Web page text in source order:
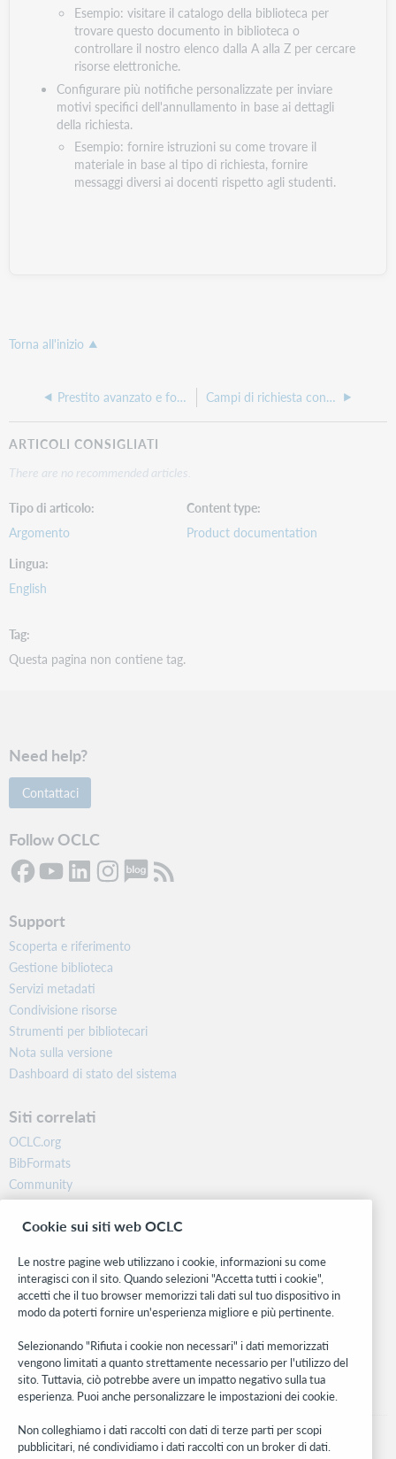
Esempio: visitare il catalogo della biblioteca per
trovare questo documento in biblioteca o
controllare il nostro elenco dalla A alla Z per cercare
risorse elettroniche.
Configurare più notifiche personalizzate per inviare
motivi specifici dell'annullamento in base ai dettagli
della richiesta.
Esempio: fornire istruzioni su come trovare il
materiale in base al tipo di richiesta, fornire
messaggi diversi ai docenti rispetto agli studenti.
Torna all'inizio
Prestito avanzato e fornitura di documenti Campi di richiesta consegna documento
ARTICOLI CONSIGLIATI
There are no recommended articles.
Tipo di articolo
Argomento
Content type
Product documentation
Lingua
English
Tag
Questa pagina non contiene tag.
Need help?
Contattaci
Follow OCLC
Support
Scoperta e riferimento
Gestione biblioteca
Servizi metadati
Condivisione risorse
Strumenti per bibliotecari
Nota sulla versione
Dashboard di stato del sistema
Siti correlati
OCLC.org
BibFormats
Community
Ricerca
WebJunction
Stay in the know.
Ricevi gli ultimi aggiornamenti di prodotti, ricerche, eventi e molto
altro direttamente nella tua casella di posta.
Subscribe now
Cookie sui siti web OCLC
Le nostre pagine web utilizzano i cookie, informazioni su come
interagisci con il sito. Quando selezioni "Accetta tutti i cookie",
accetti che il tuo browser memorizzi tali dati sul tuo dispositivo in
modo da poterti fornire un'esperienza migliore e più pertinente.
Selezionando "Rifiuta i cookie non necessari" i dati memorizzati
vengono limitati a quanto strettamente necessario per l'utilizzo del
sito. Tuttavia, ciò potrebbe avere un impatto negativo sulla tua
esperienza. Puoi anche personalizzare le impostazioni dei cookie.
Non colleghiamo i dati raccolti con dati di terze parti per scopi
pubblicitari, né condividiamo i dati raccolti con un broker di dati.